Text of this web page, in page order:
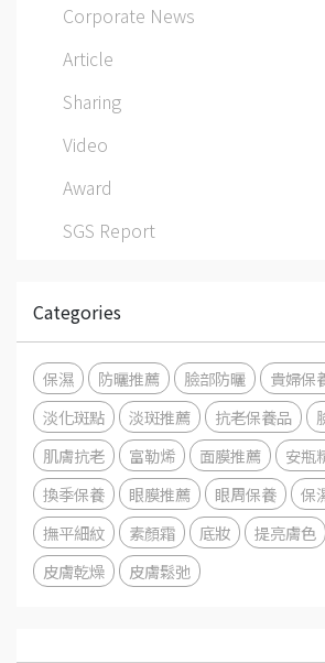
Corporate News
Article
Sharing
Video
Award
SGS Report
Categories
保濕 防曬推薦 臉部防曬 貴婦保
淡化斑點
淡斑推薦 抗老保養品
肌膚抗老
富勒烯 面膜推薦 安瓶
換季保養
眼膜推薦 眼周保養 保
撫平細紋
素顏霜 底妝 提亮膚色
皮膚乾燥
皮膚鬆弛